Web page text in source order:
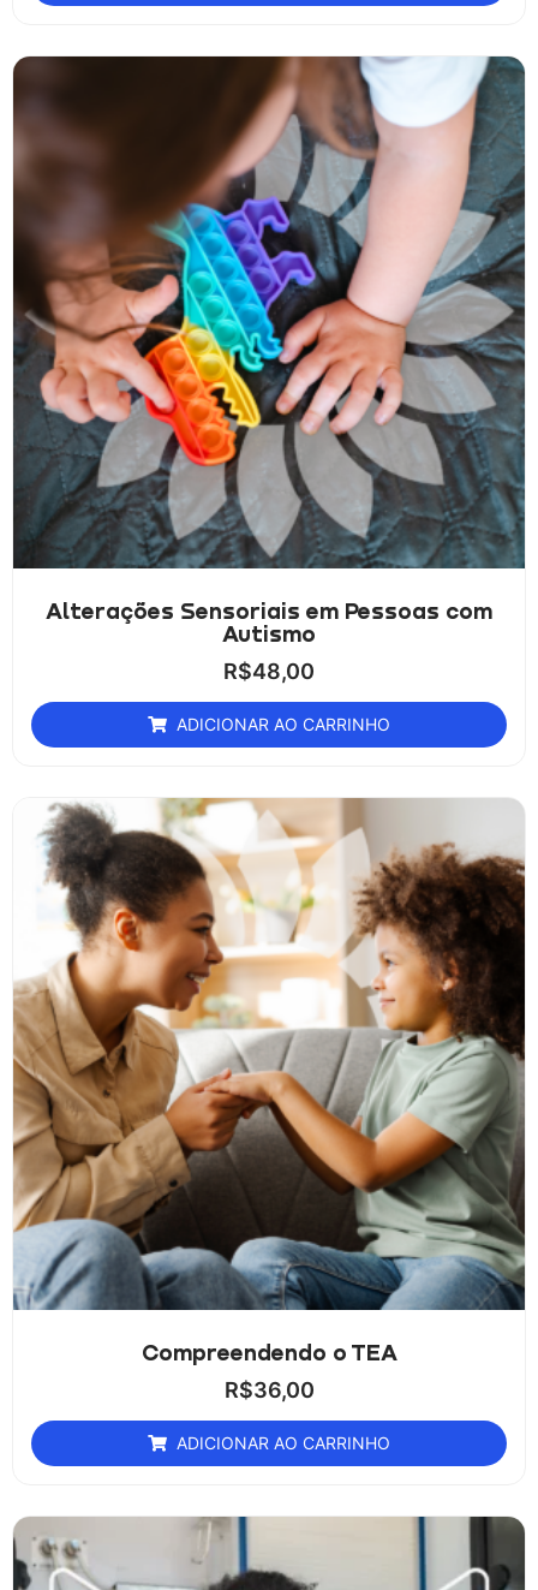
Alterações Sensoriais em Pessoas com
Autismo
R$48,00
ADICIONAR AO CARRINHO
Compreendendo o TEA
R$36,00
ADICIONAR AO CARRINHO